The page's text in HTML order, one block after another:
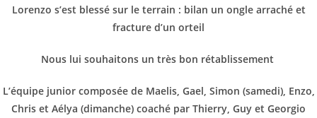
Lorenzo s’est blessé sur le terrain : bilan un ongle arraché et
fracture d’un orteil
Nous lui souhaitons un très bon rétablissement
L’équipe junior composée de Maelis, Gael, Simon (samedi), Enzo,
Chris et Aélya (dimanche) coaché par Thierry, Guy et Georgio